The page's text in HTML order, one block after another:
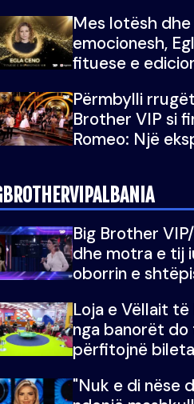
Mes lotësh dhe
emocionesh,
fituese e
Përmbylli
Brother VIP si
Romeo: Një
Big Brother
dhe motra e tij
oborrin e
e doja më
martoheshim,
copëtua
Loja e Vëllait
nga banorët do
përfitojnë
"Nuk e di nëse